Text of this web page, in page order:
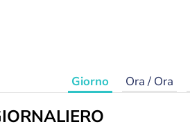
Giorno Ora / Ora